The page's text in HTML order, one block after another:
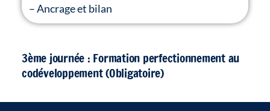
– Ancrage et bilan
3ème journée : Formation perfectionnement au
codéveloppement (Obligatoire)